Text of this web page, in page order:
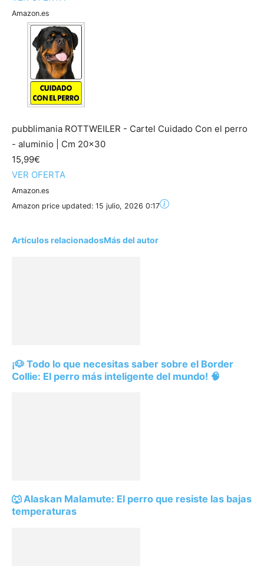
Amazon.es
pubblimania ROTTWEILER - Cartel Cuidado Con el perro
- aluminio | Cm 20x30
15,99€
VER OFERTA
Amazon.es
Amazon price updated: 15 julio, 2026 0:17
Artículos relacionadosMás del autor
¡🐶 Todo lo que necesitas saber sobre el Border
Collie: El perro más inteligente del mundo! 🧠
🐺 Alaskan Malamute: El perro que resiste las bajas
temperaturas